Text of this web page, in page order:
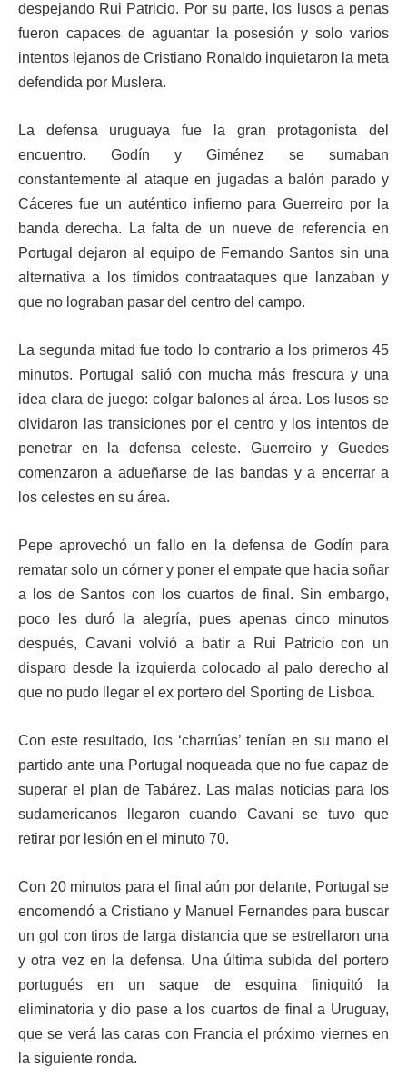
despejando Rui Patricio. Por su parte, los lusos a penas
fueron capaces de aguantar la posesión y solo varios
intentos lejanos de Cristiano Ronaldo inquietaron la meta
defendida por Muslera.
La defensa uruguaya fue la gran protagonista del
encuentro. Godín y Giménez se sumaban
constantemente al ataque en jugadas a balón parado y
Cáceres fue un auténtico infierno para Guerreiro por la
banda derecha. La falta de un nueve de referencia en
Portugal dejaron al equipo de Fernando Santos sin una
alternativa a los tímidos contraataques que lanzaban y
que no lograban pasar del centro del campo.
La segunda mitad fue todo lo contrario a los primeros 45
minutos. Portugal salió con mucha más frescura y una
idea clara de juego: colgar balones al área. Los lusos se
olvidaron las transiciones por el centro y los intentos de
penetrar en la defensa celeste. Guerreiro y Guedes
comenzaron a adueñarse de las bandas y a encerrar a
los celestes en su área.
Pepe aprovechó un fallo en la defensa de Godín para
rematar solo un córner y poner el empate que hacia soñar
a los de Santos con los cuartos de final. Sin embargo,
poco les duró la alegría, pues apenas cinco minutos
después, Cavani volvió a batir a Rui Patricio con un
disparo desde la izquierda colocado al palo derecho al
que no pudo llegar el ex portero del Sporting de Lisboa.
Con este resultado, los ‘charrúas’ tenían en su mano el
partido ante una Portugal noqueada que no fue capaz de
superar el plan de Tabárez. Las malas noticias para los
sudamericanos llegaron cuando Cavani se tuvo que
retirar por lesión en el minuto 70.
Con 20 minutos para el final aún por delante, Portugal se
encomendó a Cristiano y Manuel Fernandes para buscar
un gol con tiros de larga distancia que se estrellaron una
y otra vez en la defensa. Una última subida del portero
portugués en un saque de esquina finiquitó la
eliminatoria y dio pase a los cuartos de final a Uruguay,
que se verá las caras con Francia el próximo viernes en
la siguiente ronda.